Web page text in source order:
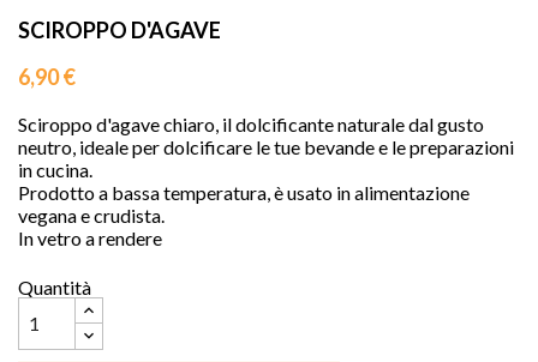
SCIROPPO D'AGAVE
6,90 €
Sciroppo d'agave chiaro, il dolcificante naturale dal gusto
neutro, ideale per dolcificare le tue bevande e le preparazioni
in cucina.
Prodotto a bassa temperatura, è usato in alimentazione
vegana e crudista.
In vetro a rendere
Quantità